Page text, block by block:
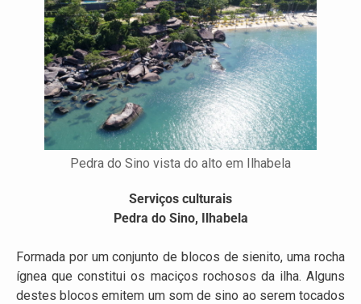
Pedra do Sino vista do alto em Ilhabela
Serviços culturais
Pedra do Sino, Ilhabela
Formada por um conjunto de blocos de sienito, uma rocha
ígnea que constitui os maciços rochosos da ilha. Alguns
destes blocos emitem um som de sino ao serem tocados